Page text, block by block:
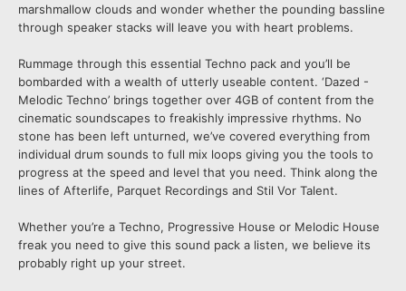
marshmallow clouds and wonder whether the pounding bassline
through speaker stacks will leave you with heart problems.
Rummage through this essential Techno pack and you’ll be
bombarded with a wealth of utterly useable content. ‘Dazed -
Melodic Techno’ brings together over 4GB of content from the
cinematic soundscapes to freakishly impressive rhythms. No
stone has been left unturned, we’ve covered everything from
individual drum sounds to full mix loops giving you the tools to
progress at the speed and level that you need. Think along the
lines of Afterlife, Parquet Recordings and Stil Vor Talent.
Whether you’re a Techno, Progressive House or Melodic House
freak you need to give this sound pack a listen, we believe its
probably right up your street.